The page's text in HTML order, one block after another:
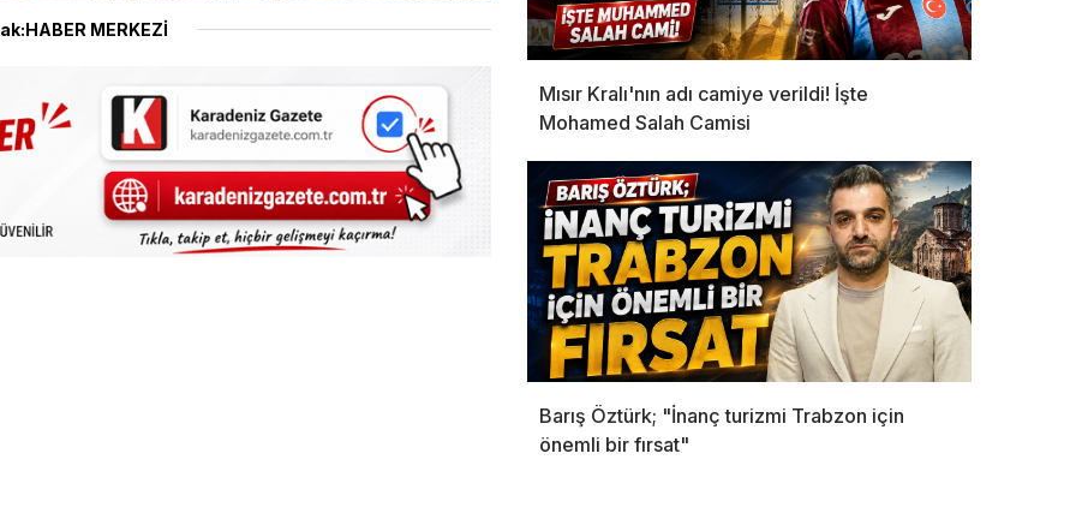
MERKEZİ
Mısır Kralı'nın adı camiye verildi! İşte
Mohamed Salah Camisi
Barış Öztürk; "İnanç turizmi Trabzon için
önemli bir fırsat"